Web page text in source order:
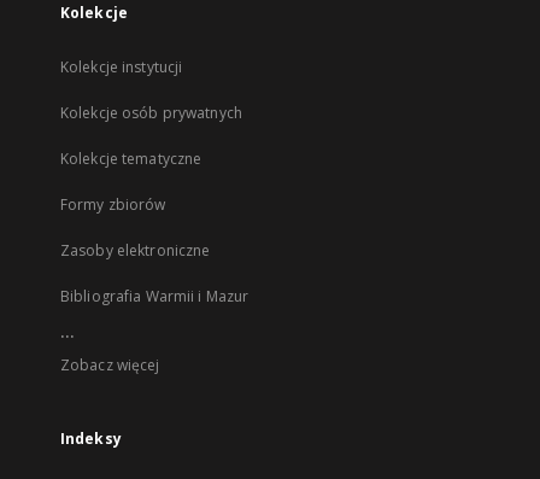
Kolekcje
Kolekcje instytucji
Kolekcje osób prywatnych
Kolekcje tematyczne
Formy zbiorów
Zasoby elektroniczne
Bibliografia Warmii i Mazur
...
Zobacz więcej
Indeksy